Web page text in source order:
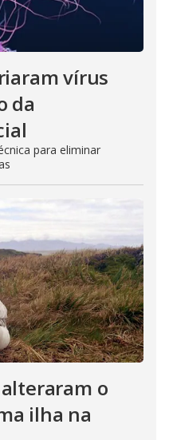
vírus
da
para eliminar
o
ilha na